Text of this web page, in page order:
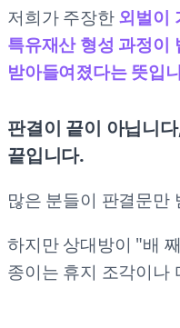
저희가 주장한외벌이
특유재산 형성 과정이
받아들여졌다는 뜻입
판결이 끝이 아닙니
끝입니다.
많은 분들이 판결문만
하지만 상대방이 "배
종이는 휴지 조각이나